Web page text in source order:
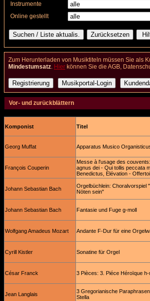
Instrumente
Online gestellt
Zum Herunterladen von Musiktiteln müssen Sie als
Mindestumsatz. Hier können Sie die AGB,
Vor- und zurückblättern
Komponist Titel
Georg Muffat Apparatus Musico
François Couperin
Messe à l'usage des
agnus dei - Qui tollis peccata
Benedictus, Elévation -
Johann Sebastian Bach
Orgelbüchlein: Choralvorspiel
Nöten sein"
Johann Sebastian Bach Fantasie und Fuge g-moll
Wolfgang Amadeus Mozart Andante F-Dur für eine
Cyrill Kistler Sonatine für Orgel
César Franck 3 Pièces: 3. Piéce Héroïque h-
Jean Langlais
3 Gregorianische
Stella